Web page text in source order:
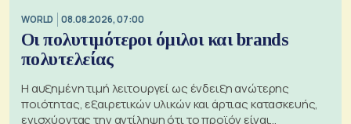
WORLD 08.08.2026, 07:00
Οι πολυτιμότεροι όμιλοι και brands
πολυτελείας
Η αυξημένη τιμή λειτουργεί ως ένδειξη ανώτερης
ποιότητας, εξαιρετικών υλικών και άρτιας κατασκευής,
ενισχύοντας την αντίληψη ότι το προϊόν είναι